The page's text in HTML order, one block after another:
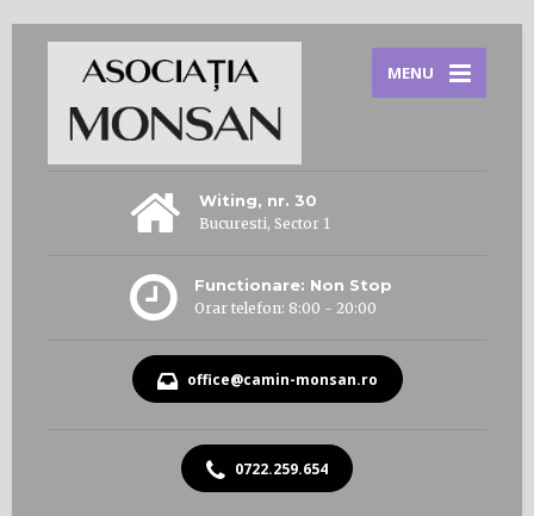
MENU
Witing, nr. 30
Bucuresti, Sector 1
Functionare: Non Stop
Orar telefon: 8:00 - 20:00
office@camin-monsan.ro
0722.259.654